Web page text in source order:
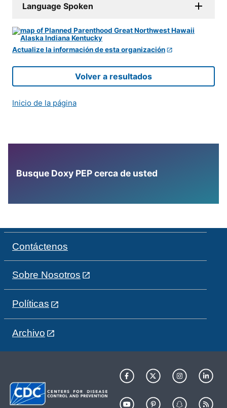
Language Spoken
Actualize la información de esta organización
Volver a resultados
Inicio de la página
Busque Doxy PEP cerca de usted
Contáctenos
Sobre Nosotros
Políticas
Archivo